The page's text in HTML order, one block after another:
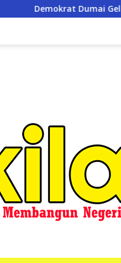
Aksi Bersih Masjid,